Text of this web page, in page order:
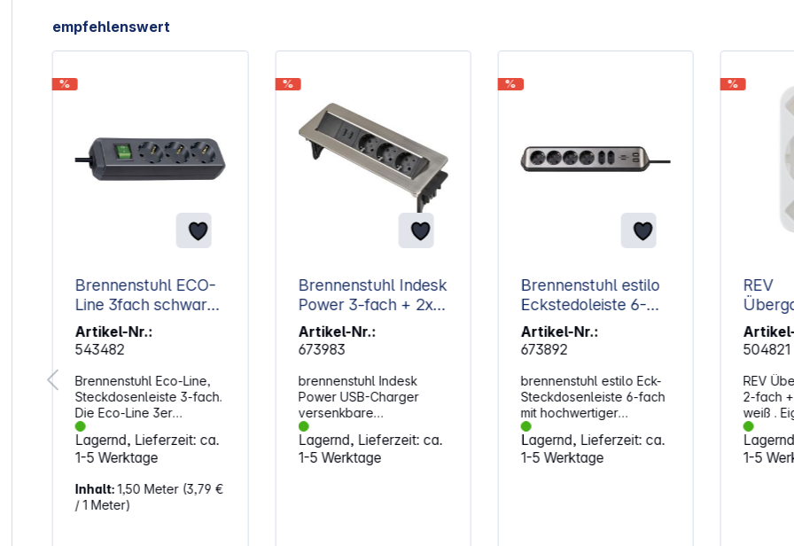
Artikelgalerie überspringen
empfehlenswert
%
Brennenstuhl ECO-
Line 3fach schwarz
1,5m +Schalter
Artikel-Nr.:
543482
Brennenstuhl Eco-Line,
Steckdosenleiste 3-fach.
Die Eco-Line 3er
Mehrfach-
Steckdosenleiste von
Brennenstuhl in der
Kabel besticht durch ihre
Qualität und Sicherheit in
Lagernd, Lieferzeit: ca.
1-5 Werktage
Inhalt:1,50 Meter (3,79 €
/ 1 Meter)
%
Brennenstuhl Indesk
Power 3-fach + 2x
USB
Artikel-Nr.:
673983
brennenstuhl Indesk
Power USB-Charger
versenkbare
Tischsteckdosenleiste .
Ideal für die Küche, den
Arbeitsplatz oder in der
Lagernd, Lieferzeit: ca.
1-5 Werktage
%
Brennenstuhl estilo
Eckstedoleiste 6-
fach schwarz
Artikel-Nr.:
673892
brennenstuhl estilo Eck-
Steckdosenleiste 6-fach
mit hochwertiger
Edelstahloberfläche für
Küche und Büro. Die
kompakte brennenstuhl
Lagernd, Lieferzeit: ca.
1-5 Werktage
%
REV
2-fach
504821
REV
2-fach
weiß .
250 V~,
1-5